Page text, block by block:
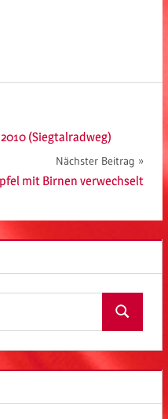
(Siegtalradweg)
Nächster Beitrag
mit Birnen verwechselt
Suchen